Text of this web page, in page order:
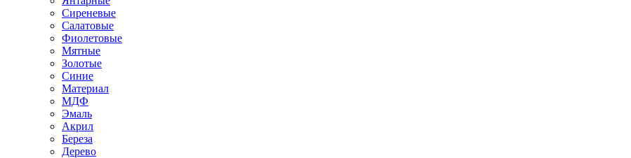
Сиреневые
Салатовые
Фиолетовые
Мятные
Золотые
Синие
Материал
МДФ
Эмаль
Акрил
Береза
Дерево